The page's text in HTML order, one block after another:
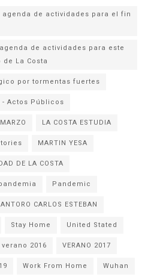
agenda de actividades para el fin
de actividades para este
La Costa
por tormentas fuertes
- Actos Públicos
LA COSTA ESTUDIA
MARTIN YESA
DE LA COSTA
Pandemic
CARLOS ESTEBAN
Stay Home
United Stated
verano 2016
VERANO 2017
Work From Home Wuhan